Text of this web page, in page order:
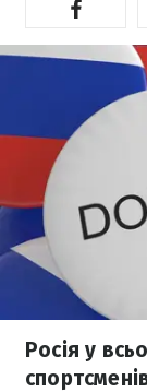
Росія у